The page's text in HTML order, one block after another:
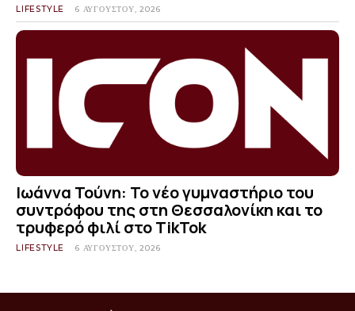
LIFESTYLE 6 ΑΥΓΟΎΣΤΟΥ, 2026
Ιωάννα Τούνη: Το νέο γυμναστήριο του
συντρόφου της στη Θεσσαλονίκη και το
τρυφερό φιλί στο TikTok
LIFESTYLE 6 ΑΥΓΟΎΣΤΟΥ, 2026